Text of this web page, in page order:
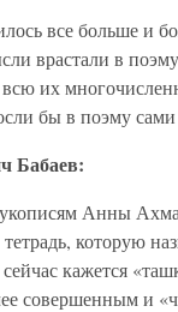
все больше и
врастали в
их
бы в поэму сами
Бабаев:
Анны
которую
кажется
совершенным и